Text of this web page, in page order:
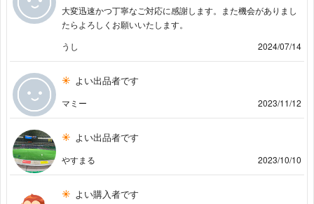
大変迅速かつ丁寧なご対応に感謝します。また機会がありまし
たらよろしくお願いいたします。
うし
2024/07/14
よい出品者です
マミー 2023/11/12
よい出品者です
やすまる 2023/10/10
よい購入者です